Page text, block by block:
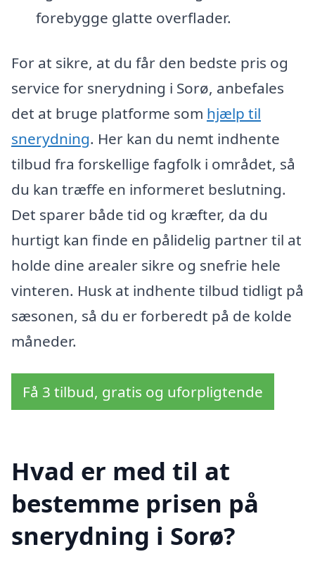
forebygge glatte overflader.
For at sikre, at du får den bedste pris og
service for snerydning i Sorø, anbefales
det at bruge platforme som hjælp til
snerydning. Her kan du nemt indhente
tilbud fra forskellige fagfolk i området, så
du kan træffe en informeret beslutning.
Det sparer både tid og kræfter, da du
hurtigt kan finde en pålidelig partner til at
holde dine arealer sikre og snefrie hele
vinteren. Husk at indhente tilbud tidligt på
sæsonen, så du er forberedt på de kolde
måneder.
Få 3 tilbud, gratis og uforpligtende
Hvad er med til at
bestemme prisen på
snerydning i Sorø?